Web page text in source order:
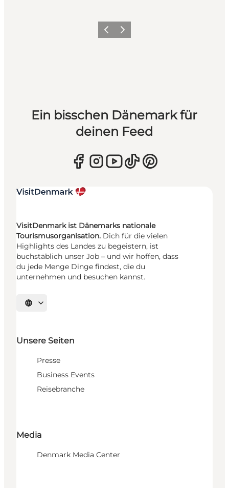
ZurückWeiter
Ein bisschen Dänemark für
deinen Feed
VisitDenmark ist Dänemarks nationale
Tourismusorganisation. Dich für die vielen
Highlights des Landes zu begeistern, ist
buchstäblich unser Job – und wir hoffen, dass
du jede Menge Dinge findest, die du
unternehmen und besuchen kannst.
Sprache auswählen
Unsere Seiten
Presse
Business Events
Reisebranche
Media
Denmark Media Center